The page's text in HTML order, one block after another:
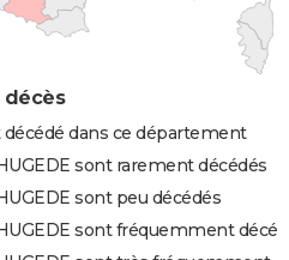
décès
décédé dans ce département
sont rarement décédés
sont peu décédés
sont fréquemment